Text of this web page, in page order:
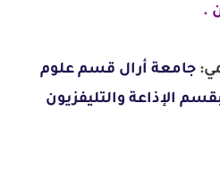
.
جامعة أرال قسم علوم
الإذاعة والتليفزيون